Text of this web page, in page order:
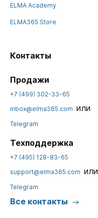
ELMA Academy
ELMA365 Store
Контакты
Продажи
+7 (499) 302-33-65
inbox@elma365.com или
Telegram
Техподдержка
+7 (495) 128-83-65
support@elma365.com или
Telegram
Все контакты